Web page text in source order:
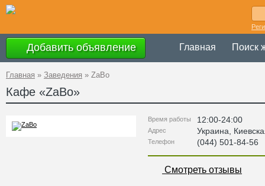
Добавить объявление Главная Поиск
Главная » Заведения » ZaBo
Кафе «ZaBo»
Время работы 12:00-24:00
Адрес Украина
Телефон (044) 501-84-56
Смотреть отзывы